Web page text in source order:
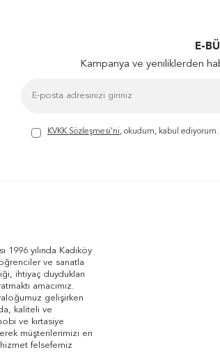
E-
Kampanya ve yeniliklerden
KVKK Sözleşmesi'ni, okudum, kabul ediyorum.
1996 yılında Kadıköy
ve sanatla
ihtiyaç duydukları
amacımız.
gelişirken
kaliteli ve
ve kırtasiye
müşterilerimizi en
felsefemiz